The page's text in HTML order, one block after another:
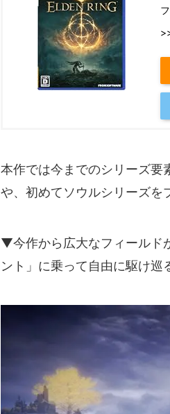
本作では今までのシリーズ要
や、初めてソウルシリーズを
▼今作から広大なフィールド
ント」に乗って自由に駆け巡